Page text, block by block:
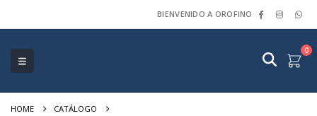
BIENVENIDO A OROFINO
0
HOME
CATÁLOGO